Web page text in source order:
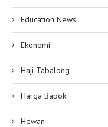
Education News
Ekonomi
Haji Tabalong
Harga Bapok
Hewan